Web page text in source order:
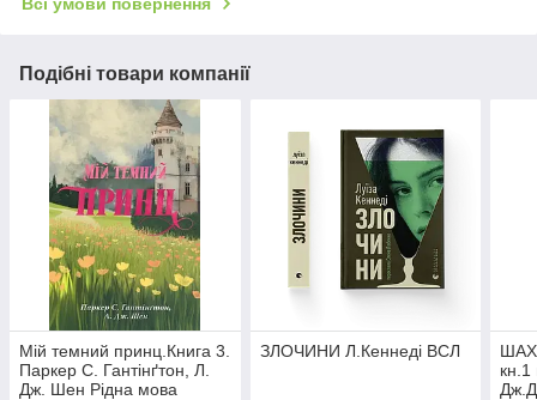
Всі умови повернення
Подібні товари компанії
Мій темний принц.Книга 3.
Паркер С. Гантінґтон, Л.
Дж. Шен Рідна мова
ЗЛОЧИНИ Л.Кеннеді ВСЛ
кн.1